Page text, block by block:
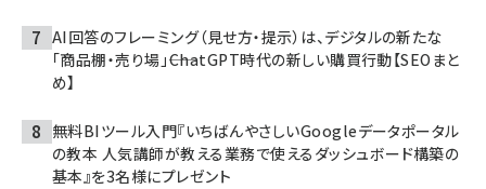
AI回答のフレーミング（見せ方・提示）は、デジタルの新たな
「商品棚・売り場」――ChatGPT時代の新しい購買行動【SEOまと
め】
無料BIツール入門『いちばんやさしいGoogleデータポータル
の教本 人気講師が教える業務で使えるダッシュボード構築の
基本』を3名様にプレゼント